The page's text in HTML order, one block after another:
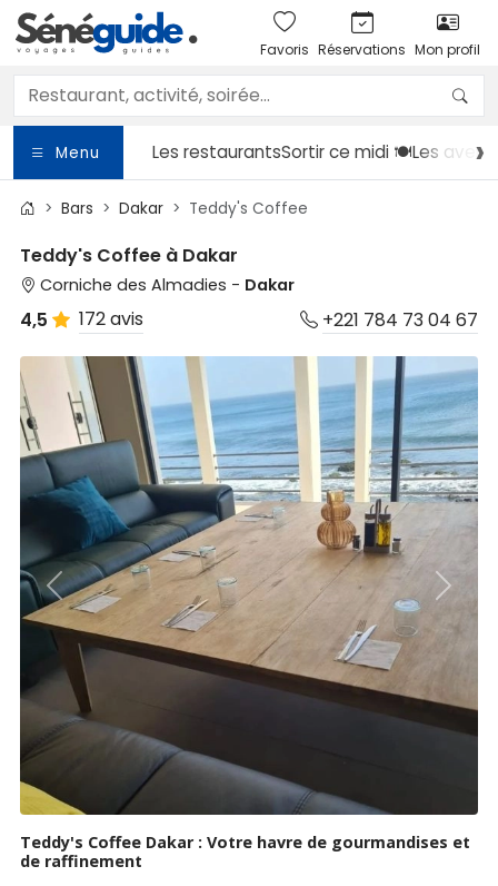
Favoris Réservations Mon profil
Menu Les restaurantsSortirce midi 🍽️Les
Bars Dakar Teddy's Coffee
Teddy's Coffee à Dakar
Corniche des Almadies - Dakar
4,5 172 avis +221 784 73 04 67
Previous Next
Teddy's Coffee Dakar : Votre havre de gourmandises et
de raffinement